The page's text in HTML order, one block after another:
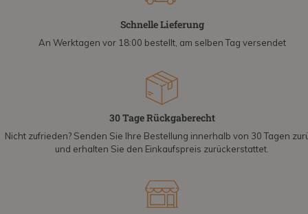
Schnelle Lieferung
An Werktagen vor 18:00 bestellt, am selben Tag versendet
30 Tage Rückgaberecht
Nicht zufrieden? Senden Sie Ihre Bestellung innerhalb von 30 Tagen
und erhalten Sie den Einkaufspreis zurückerstattet.